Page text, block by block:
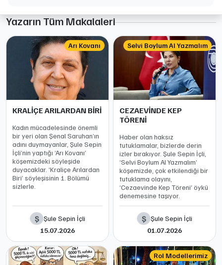
Yazarın Tüm Makalaleri
Arı Kovanı
KRALİÇE ARILARDAN BİRİ
Kadın mücadelesinde önemli
bir yeri olan Şenal Saruhan’ın
adını duymayanlar, Şule Sepin
İçli’nin yaptığı ‘Arı Kovanı’
köşemizdeki söyleşide
duyacaklar. ‘Kraliçe Arılardan
Biri’ söyleşisinin 1. Bölümü
sizlerle.
Ş Şule Sepin İçli
15.07.2026
Selvi Boylum Al Yazmalım
CEZAEVİNDE KEP
TÖRENİ
Haber olan haksız
tutuklamalar, bizlerde derin
izler bırakıyor. Şule Sepin İçli,
‘Selvi Boylum Al Yazmalım’
köşemizde, çok etkilendiği bir
tutuklama olayını,
‘Cezaevinde Kep Töreni’ öykü
denemesine taşıyor.
Ş Şule Sepin İçli
01.07.2026
Rol Modellerimiz